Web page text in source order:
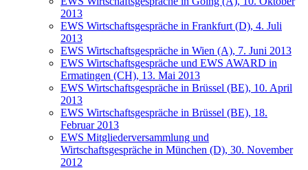
2013
EWS Wirtschaftsgespräche in Frankfurt (D), 4. Juli
2013
EWS Wirtschaftsgespräche in Wien (A), 7. Juni 2013
EWS Wirtschaftsgespräche und EWS AWARD in
Ermatingen (CH), 13. Mai 2013
EWS Wirtschaftsgespräche in Brüssel (BE), 10. April
2013
EWS Wirtschaftsgespräche in Brüssel (BE), 18.
Februar 2013
EWS Mitgliederversammlung und
Wirtschaftsgespräche in München (D), 30. November
2012